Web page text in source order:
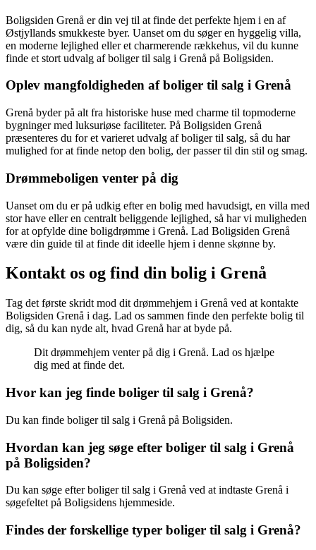
Boligsiden Grenå er din vej til at finde det perfekte hjem i en af
Østjyllands smukkeste byer. Uanset om du søger en hyggelig villa,
en moderne lejlighed eller et charmerende rækkehus, vil du kunne
finde et stort udvalg af boliger til salg i Grenå på Boligsiden.
Oplev mangfoldigheden af boliger til salg i Grenå
Grenå byder på alt fra historiske huse med charme til topmoderne
bygninger med luksuriøse faciliteter. På Boligsiden Grenå
præsenteres du for et varieret udvalg af boliger til salg, så du har
mulighed for at finde netop den bolig, der passer til din stil og smag.
Drømmeboligen venter på dig
Uanset om du er på udkig efter en bolig med havudsigt, en villa med
stor have eller en centralt beliggende lejlighed, så har vi muligheden
for at opfylde dine boligdrømme i Grenå. Lad Boligsiden Grenå
være din guide til at finde dit ideelle hjem i denne skønne by.
Kontakt os og find din bolig i Grenå
Tag det første skridt mod dit drømmehjem i Grenå ved at kontakte
Boligsiden Grenå i dag. Lad os sammen finde den perfekte bolig til
dig, så du kan nyde alt, hvad Grenå har at byde på.
Dit drømmehjem venter på dig i Grenå. Lad os hjælpe
dig med at finde det.
Hvor kan jeg finde boliger til salg i Grenå?
Du kan finde boliger til salg i Grenå på Boligsiden.
Hvordan kan jeg søge efter boliger til salg i Grenå
på Boligsiden?
Du kan søge efter boliger til salg i Grenå ved at indtaste Grenå i
søgefeltet på Boligsidens hjemmeside.
Findes der forskellige typer boliger til salg i Grenå?